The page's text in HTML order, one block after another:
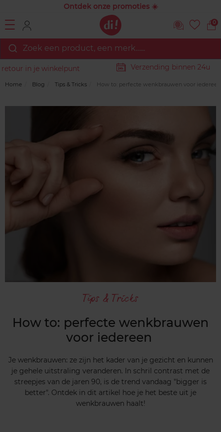
Ontdek onze promoties ☀️
0
Zoek een product, een merk…...
je winkelpunt Verzending binnen 24u
Home Blog Tips & Tricks How to: perfecte wenkbrauwen voor iedereen
Tips & Tricks
How to: perfecte wenkbrauwen
voor iedereen
Je wenkbrauwen: ze zijn het kader van je gezicht en kunnen
je gehele uitstraling veranderen. In schril contrast met de
streepjes van de jaren 90, is de trend vandaag "bigger is
better". Ontdek in dit artikel hoe je het beste uit je
wenkbrauwen haalt!